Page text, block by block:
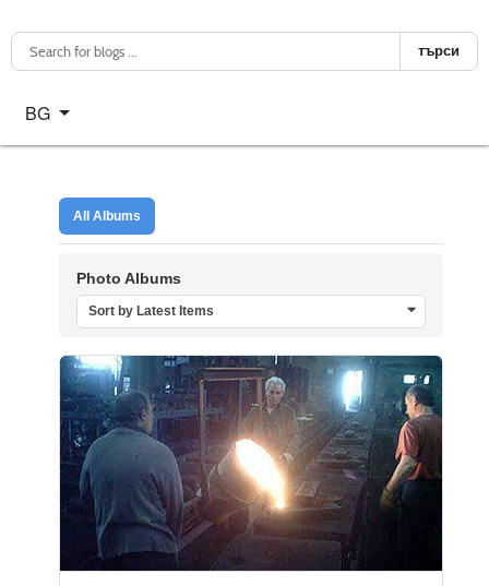
търси
Изберете език
BG
All Albums
Photo Albums
Sort by Latest Items